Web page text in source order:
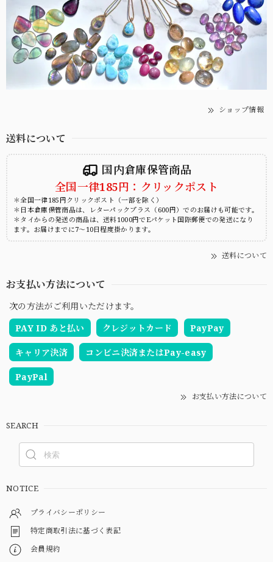
ショップ情報
送料について
国内倉庫保管商品
全国一律185円：クリックポスト
＊全国一律185円クリックポスト（一部を除く）
＊日本倉庫保管商品は、レターパックプラス（600円）でのお届けも可能です。
＊タイからの発送の商品は、送料1000円でEパケット国際郵便での発送になり
ます。お届けまでに7～10日程度掛かります。
送料について
お支払い方法について
次の方法がご利用いただけます。
PAY ID あと払い
クレジットカード PayPay
キャリア決済 コンビニ決済またはPay-easy
PayPal
お支払い方法について
SEARCH
NOTICE
プライバシーポリシー
特定商取引法に基づく表記
会員規約